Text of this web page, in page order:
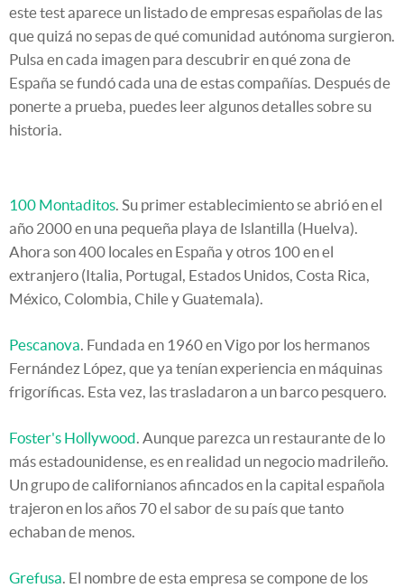
este test aparece un listado de empresas españolas de las
que quizá no sepas de qué comunidad autónoma surgieron.
Pulsa en cada imagen para descubrir en qué zona de
España se fundó cada una de estas compañías. Después de
ponerte a prueba, puedes leer algunos detalles sobre su
historia.
100 Montaditos. Su primer establecimiento se abrió en el
año 2000 en una pequeña playa de Islantilla (Huelva).
Ahora son 400 locales en España y otros 100 en el
extranjero (Italia, Portugal, Estados Unidos, Costa Rica,
México, Colombia, Chile y Guatemala).
Pescanova. Fundada en 1960 en Vigo por los hermanos
Fernández López, que ya tenían experiencia en máquinas
frigoríficas. Esta vez, las trasladaron a un barco pesquero.
Foster's Hollywood. Aunque parezca un restaurante de lo
más estadounidense, es en realidad un negocio madrileño.
Un grupo de californianos afincados en la capital española
trajeron en los años 70 el sabor de su país que tanto
echaban de menos.
Grefusa. El nombre de esta empresa se compone de los